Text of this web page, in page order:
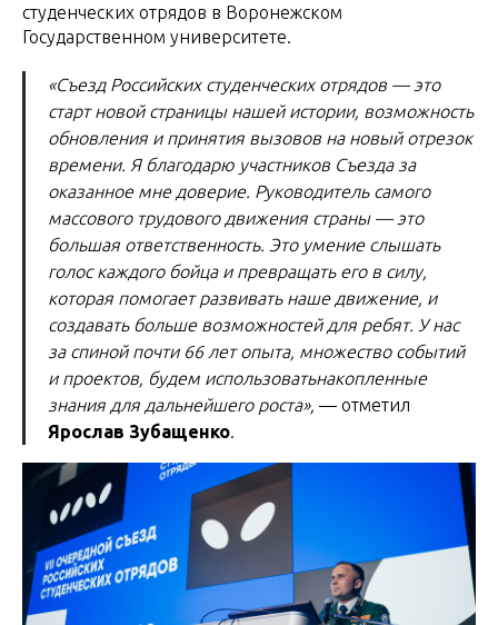
студенческих отрядов в Воронежском
Государственном университете.
«Съезд Российских студенческих отрядов — это
старт новой страницы нашей истории, возможность
обновления и принятия вызовов на новый отрезок
времени. Я благодарю участников Съезда за
оказанное мне доверие. Руководитель самого
массового трудового движения страны — это
большая ответственность. Это умение слышать
голос каждого бойца и превращать его в силу,
которая помогает развивать наше движение, и
создавать больше возможностей для ребят. У нас
за спиной почти 66 лет опыта, множество событий
и проектов, будем использоватьнакопленные
знания для дальнейшего роста», — отметил
Ярослав Зубащенко.